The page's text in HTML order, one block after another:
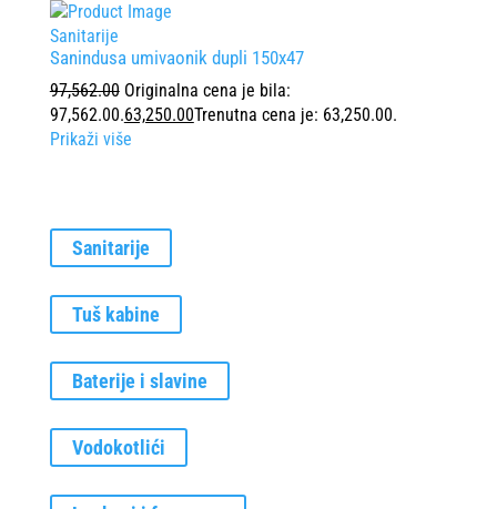
Sanitarije
Sanindusa umivaonik dupli 150x47
97,562.00 Originalna cena je bila:
97,562.00.63,250.00Trenutna cena je: 63,250.00.
Prikaži više
Sanitarije
Tuš kabine
Baterije i slavine
Vodokotlići